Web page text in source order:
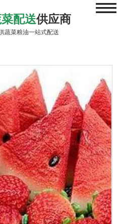
配送供应商
蔬菜粮油一站式配送
≡